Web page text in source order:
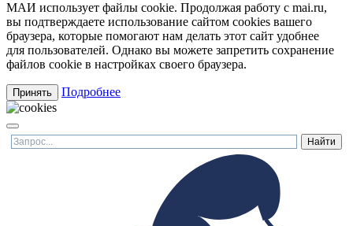
МАИ использует файлы cookie. Продолжая работу с mai.ru,
вы подтверждаете использование сайтом cookies вашего
браузера, которые помогают нам делать этот сайт удобнее
для пользователей. Однако вы можете запретить сохранение
файлов cookie в настройках своего браузера.
Принять Подробнее